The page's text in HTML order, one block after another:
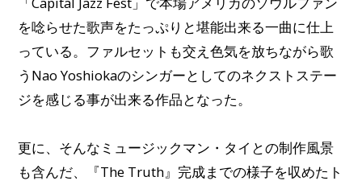
を唸らせた歌声をたっぷりと堪能出来る一曲に仕上
っている。ファルセットも交え色気を放ちながら歌
うNao Yoshiokaのシンガーとしてのネクストステー
ジを感じる事が出来る作品となった。
更に、そんなミュージックマン・タイとの制作風景
も含んだ、『The Truth』完成までの様子を収めたト